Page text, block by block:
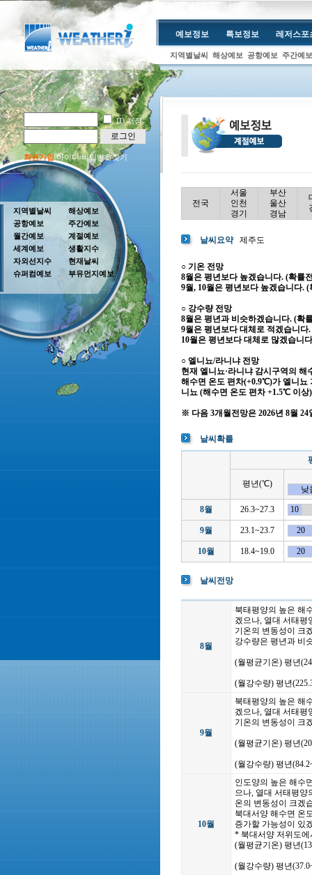
ID 저장
로그인
회원가입아이디/비밀번호찾기
예보정보 특보정보 레저스포
지역별날씨 해상예보 공항예보 주간예보
지역별날씨
공항예보
월간예보
세계예보
자외선지수
슈퍼컴예보
해상예보
주간예보
계절예보
생활지수
현재날씨
부유먼지예보
전국
서울
인천
경기
부산
울산
경남
날씨요약제주도
○ 기온 전망
8월은 평년보다 높겠습니다. (확률
9월, 10월은 평년보다 높겠습니다.
○ 강수량 전망
8월은 평년과 비슷하겠습니다. (확
9월은 평년보다 대체로 적겠습니다
10월은 평년보다 대체로 많겠습니
○ 엘니뇨/라니냐 전망
현재 엘니뇨·라니냐 감시구역의
해수면 온도 편차(+0.9℃)가 엘니뇨
니뇨 (해수면 온도 편차 +1.5℃ 이
※ 다음 3개월전망은 2026년 8월 24
날씨확률
평년(℃)
낮
8월 26.3~27.3 10
9월 23.1~23.7 20
10월 18.4~19.0 20
날씨전망
8월
북태평양의 높은 해
겠으나, 열대 서태평
기온의 변동성이 크
강수량은 평년과 비
(월평균기온) 평년
(월강수량) 평년
9월
북태평양의 높은 해
겠으나, 열대 서태평
기온의 변동성이 크
(월평균기온) 평년
(월강수량) 평년
10월
인도양의 높은 해수
으나, 열대 서태평양
온의 변동성이 크겠
북대서양 해수면 온
증가할 가능성이 있
* 북대서양 저위도
(월평균기온) 평년
(월강수량) 평년